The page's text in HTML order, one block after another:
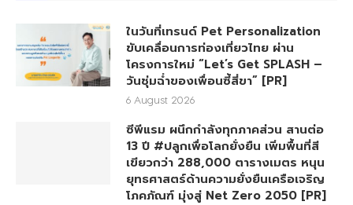
ในวันที่เทรนด์ Pet Personalization
ขับเคลื่อนการท่องเที่ยวไทย ผ่าน
โครงการใหม่ “Let’s Get SPLASH –
วันชุ่มฉ่ำของเพื่อนซี้สี่ขา” [PR]
6 August 2026
ซีพีแรม ผนึกกำลังทุกภาคส่วน สานต่อ
13 ปี #ปลูกเพื่อโลกยั่งยืน เพิ่มพื้นที่สี
เขียวกว่า 288,000 ตารางเมตร หนุน
ยุทธศาสตร์ด้านความยั่งยืนเครือเจริญ
โภคภัณฑ์ มุ่งสู่ Net Zero 2050 [PR]